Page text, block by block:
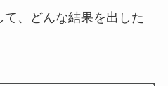
、どんな結果を出した